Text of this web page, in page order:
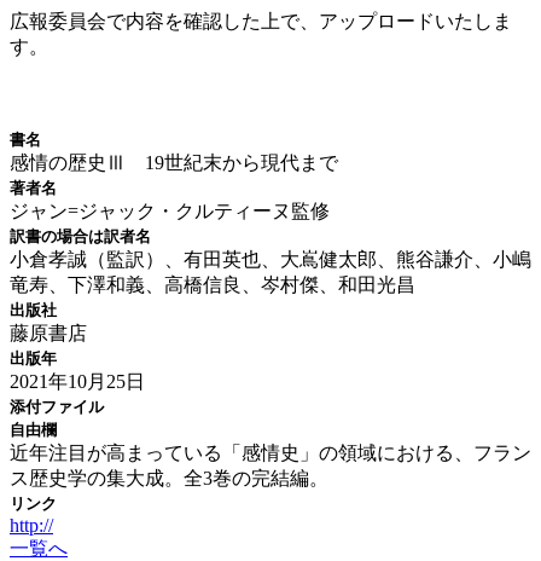
広報委員会で内容を確認した上で、アップロードいたしま
す。
書名
感情の歴史Ⅲ 19世紀末から現代まで
著者名
ジャン=ジャック・クルティーヌ監修
訳書の場合は訳者名
小倉孝誠（監訳）、有田英也、大嶌健太郎、熊谷謙介、小嶋
竜寿、下澤和義、高橋信良、岑村傑、和田光昌
出版社
藤原書店
出版年
2021年10月25日
添付ファイル
自由欄
近年注目が高まっている「感情史」の領域における、フラン
ス歴史学の集大成。全3巻の完結編。
リンク
http://
一覧へ